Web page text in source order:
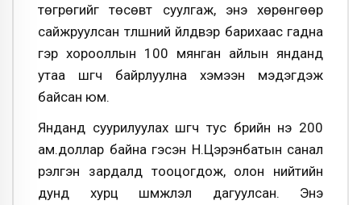
төгрөгийг төсөвт суулгаж, энэ хөрөнгөөр
сайжруулсан түлшний үйлдвэр барихаас гадна
гэр хорооллын 100 мянган айлын янданд
утаа шүүгч байрлуулна хэмээн мэдэгдэж
байсан юм.
Янданд суурилуулах шүүгч тус бүрийн үнэ 200
ам.доллар байна гэсэн Н.Цэрэнбатын санал
үрэлгэн зардалд тооцогдож, олон нийтийн
дунд хурц шүүмжлэл дагуулсан. Энэ